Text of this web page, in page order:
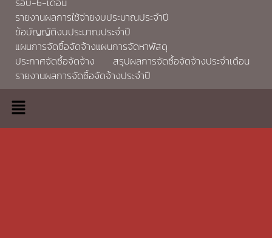
รายงานผลการใช้จ่ายงบประมาณประจำปี
ข้อบัญญัติงบประมาณประจำปี
แผนการจัดซื้อจัดจ้างแผนการจัดหาพัสดุ
ประกาศจัดซื้อจัดจ้าง
สรุปผลการจัดซื้อจัดจ้างประจำเดือน
รายงานผลการจัดซื้อจัดจ้างประจำปี